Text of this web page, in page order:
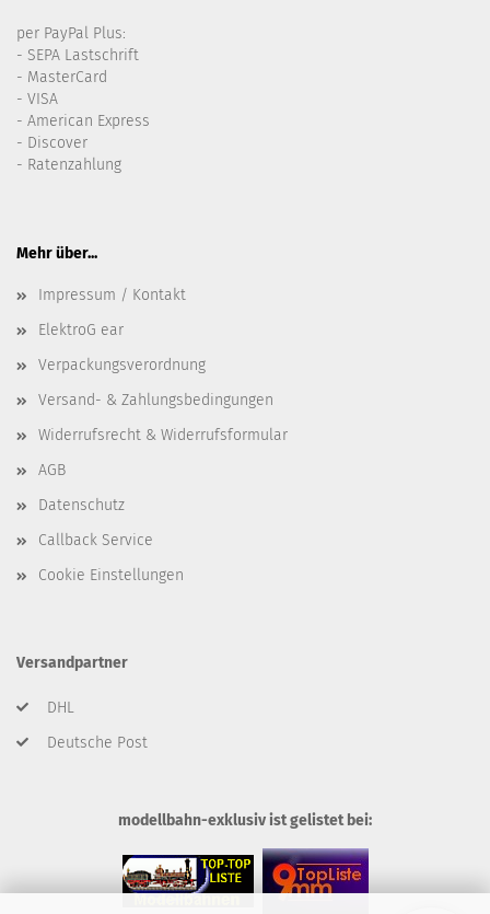
per PayPal Plus:
- SEPA Lastschrift
- MasterCard
- VISA
- American Express
- Discover
- Ratenzahlung
Mehr über...
Impressum / Kontakt
ElektroG ear
Verpackungsverordnung
Versand- & Zahlungsbedingungen
Widerrufsrecht & Widerrufsformular
AGB
Datenschutz
Callback Service
Cookie Einstellungen
Versandpartner
DHL
Deutsche Post
modellbahn-exklusiv ist gelistet bei: